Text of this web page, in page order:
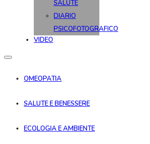
SALUTE
DIARIO
PSICOFOTOGRAFICO
VIDEO
OMEOPATIA
SALUTE E BENESSERE
ECOLOGIA E AMBIENTE